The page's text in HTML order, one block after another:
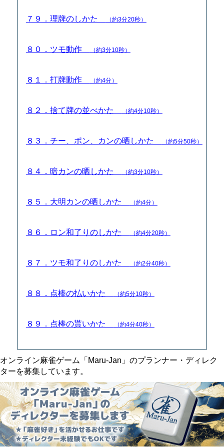
７９．理牌のしかた （約3分20秒）
８０．ツモ動作 （約3分10秒）
８１．打牌動作 （約4分）
８２．捨て牌の並べかた （約4分10秒）
８３．チー、ポン、カンの晒しかた （約5分50秒）
８４．暗カンの晒しかた （約3分10秒）
８５．大明カンの晒しかた （約4分）
８６．ロン和了りのしかた （約4分20秒）
８７．ツモ和了りのしかた （約2分40秒）
８８．点棒の払いかた （約5分10秒）
８９．点棒の貰いかた （約4分40秒）
オンライン麻雀ゲーム「Maru-Jan」のプランナー・ディレク
ターを募集しています。